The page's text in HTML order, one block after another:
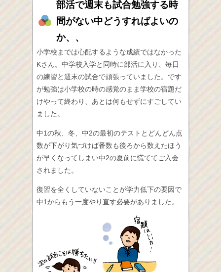
部活で週末も試合勉強する時
間がない中どうすればよいの
か、、
小学校までは心配するような成績ではなかった
Kさん。中学校入学と同時に部活に入り、毎日
の練習と週末の試合で頑張っていました。です
が勉強は小学校の時の感覚のまま学校の宿題だ
けやって終わり、あとは何もせずにすごしてい
ました。
中1の秋、冬、中2の最初のテストとどんどん点
数が下がり気づけば番数も後ろから数えたほう
が早くなってしまい中2の夏前に慌ててご入会
されました。
復習を全くしていないことが学力低下の要因で
中1からもう一度やり直す必要がありました。